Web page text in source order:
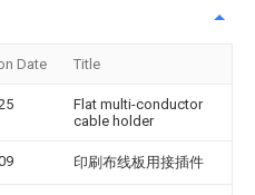
Date Title
Flat multi-conductor
cable holder
印刷布线板用接插件